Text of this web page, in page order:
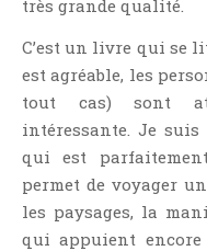
très grande qualité.
C’est un livre qui se
est agréable, les
tout cas) sont
intéressante. Je suis
qui est
permet de voyager
les paysages, la
qui appuient